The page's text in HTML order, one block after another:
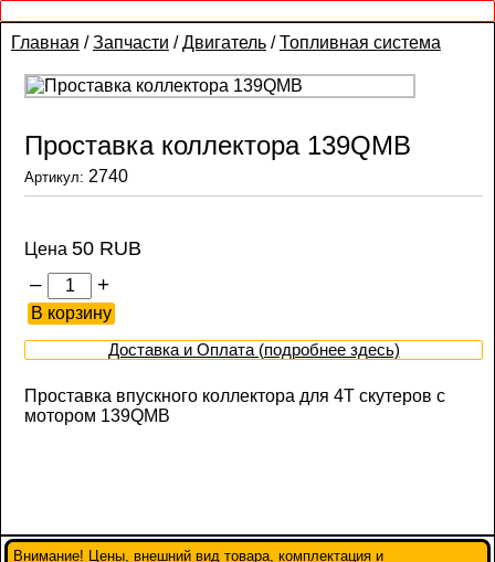
Главная /Запчасти /Двигатель/Топливная система
Проставка коллектора 139QMB
Артикул: 2740
Цена 50 RUB
– +
Доставка и Оплата (подробнее здесь)
Проставка впускного коллектора для 4Т скутеров с
мотором 139QMB
Внимание! Цены, внешний вид товара, комплектация и